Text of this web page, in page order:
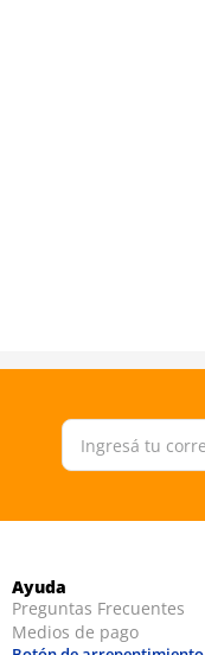
Ayuda
Preguntas Frecuentes
Medios de pago